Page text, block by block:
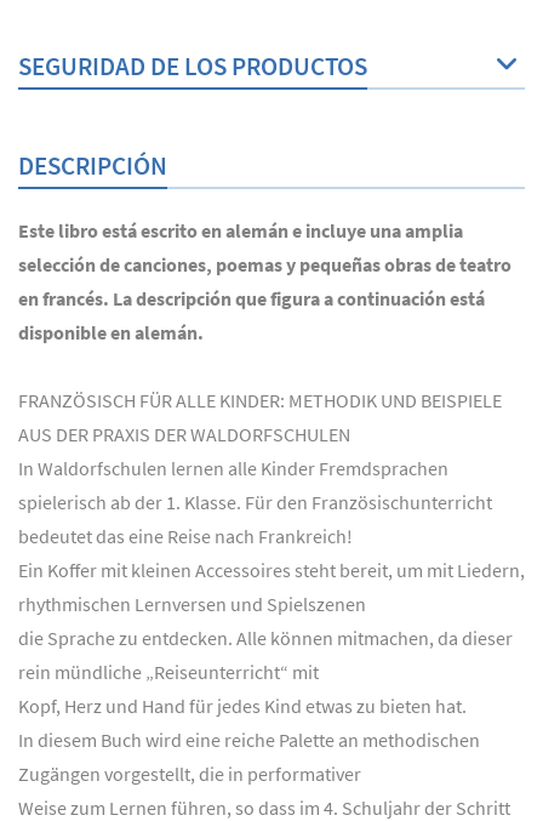
SEGURIDAD DE LOS PRODUCTOS
DESCRIPCIÓN
Este libro está escrito en alemán e incluye una amplia
selección de canciones, poemas y pequeñas obras de teatro
en francés. La descripción que figura a continuación está
disponible en alemán.
FRANZÖSISCH FÜR ALLE KINDER: METHODIK UND BEISPIELE
AUS DER PRAXIS DER WALDORFSCHULEN
In Waldorfschulen lernen alle Kinder Fremdsprachen
spielerisch ab der 1. Klasse. Für den Französischunterricht
bedeutet das eine Reise nach Frankreich!
Ein Koffer mit kleinen Accessoires steht bereit, um mit Liedern,
rhythmischen Lernversen und Spielszenen
die Sprache zu entdecken. Alle können mitmachen, da dieser
rein mündliche „Reiseunterricht“ mit
Kopf, Herz und Hand für jedes Kind etwas zu bieten hat.
In diesem Buch wird eine reiche Palette an methodischen
Zugängen vorgestellt, die in performativer
Weise zum Lernen führen, so dass im 4. Schuljahr der Schritt